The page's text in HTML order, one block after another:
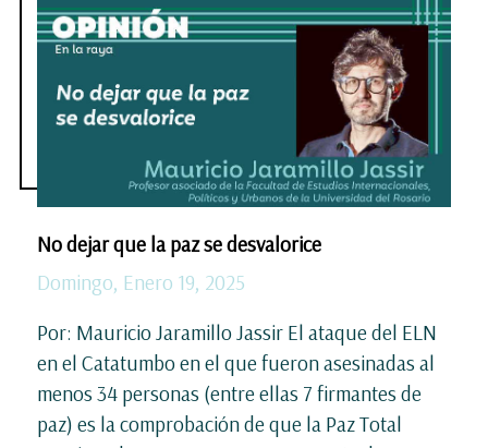
No dejar que la paz se desvalorice
Domingo, Enero 19, 2025
Por: Mauricio Jaramillo Jassir El ataque del ELN
en el Catatumbo en el que fueron asesinadas al
menos 34 personas (entre ellas 7 firmantes de
paz) es la comprobación de que la Paz Total